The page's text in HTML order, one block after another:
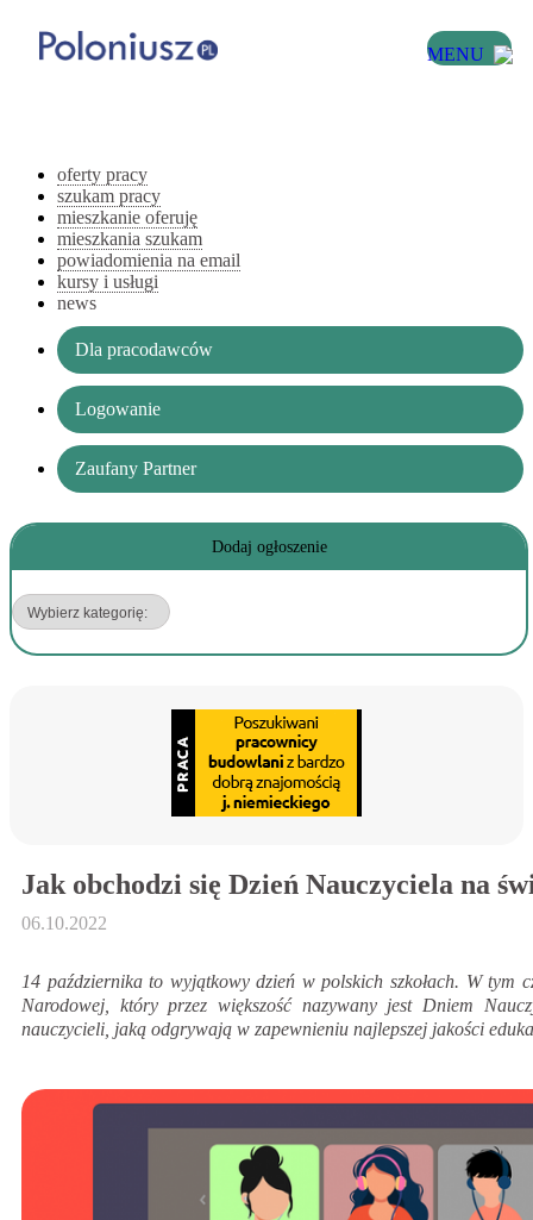
MENU
oferty pracy
szukam pracy
mieszkanie oferuję
mieszkania szukam
powiadomienia na email
kursy i usługi
news
Dla pracodawców
Logowanie
Zaufany Partner
Dodaj ogłoszenie
Jak obchodzi się Dzień Nauczyciela na
06.10.2022
14 października to wyjątkowy dzień w polskich szkołach. W tym
Narodowej, który przez większość nazywany jest Dniem
nauczycieli, jaką odgrywają w zapewnieniu najlepszej jakości